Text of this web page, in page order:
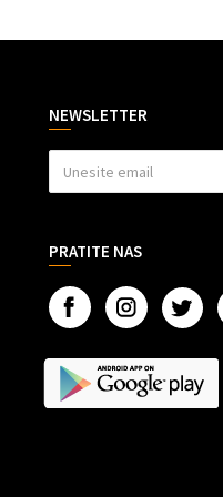
NEWSLETTER
PRATITE NAS